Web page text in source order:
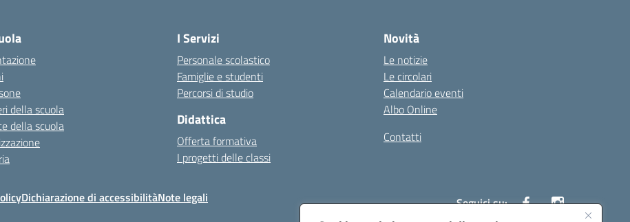
della scuola
della scuola
I Servizi
Personale scolastico
Famiglie e studenti
Percorsi di studio
Didattica
Offerta formativa
I progetti delle classi
Novità
Le notizie
Le circolari
Calendario eventi
Albo Online
Contatti
Dichiarazione di accessibilitàNote legali Seguici su: